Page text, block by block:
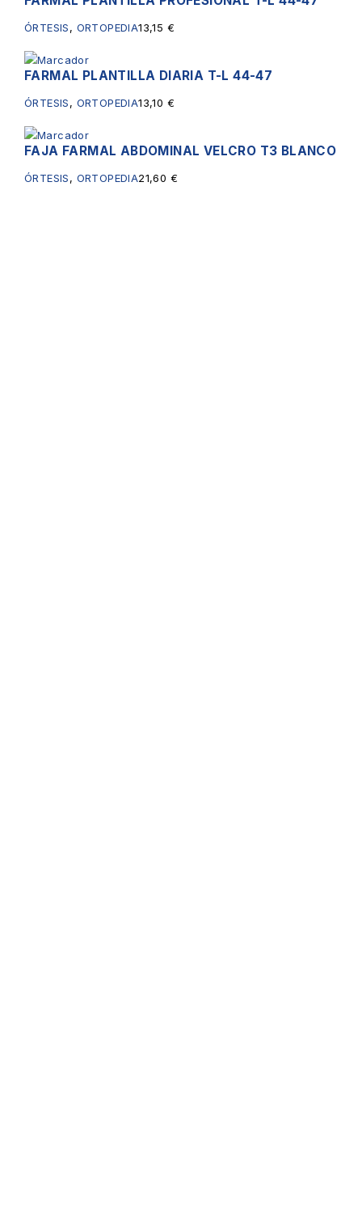
ÓRTESIS, ORTOPEDIA13,15 €
FARMAL PLANTILLA DIARIA T-L 44-47
ÓRTESIS, ORTOPEDIA13,10 €
FAJA FARMAL ABDOMINAL VELCRO T3 BLANCO
ÓRTESIS, ORTOPEDIA21,60 €